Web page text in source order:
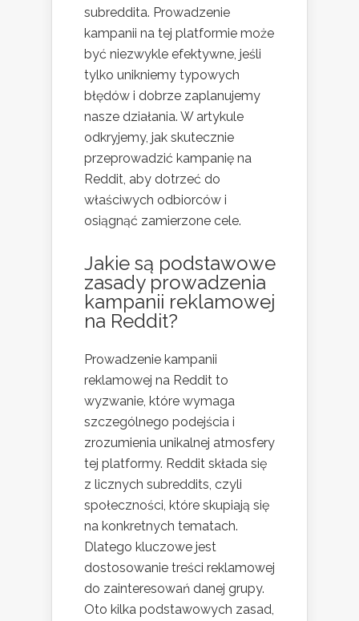
subreddita. Prowadzenie
kampanii na tej platformie może
być niezwykle efektywne, jeśli
tylko unikniemy typowych
błędów i dobrze zaplanujemy
nasze działania. W artykule
odkryjemy, jak skutecznie
przeprowadzić kampanię na
Reddit, aby dotrzeć do
właściwych odbiorców i
osiągnąć zamierzone cele.
Jakie są podstawowe
zasady prowadzenia
kampanii reklamowej
na Reddit?
Prowadzenie kampanii
reklamowej na Reddit to
wyzwanie, które wymaga
szczególnego podejścia i
zrozumienia unikalnej atmosfery
tej platformy. Reddit składa się
z licznych subreddits, czyli
społeczności, które skupiają się
na konkretnych tematach.
Dlatego kluczowe jest
dostosowanie treści reklamowej
do zainteresowań danej grupy.
Oto kilka podstawowych zasad,